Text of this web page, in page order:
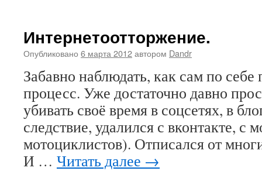
Интернетоотторжение.
Опубликовано 6 марта 2012автором Dandr
Забавно наблюдать, как сам по себе
процесс. Уже достаточно давно
убивать своё время в соцсетях, в
следствие, удалился с вконтакте, с
мотоциклистов). Отписался от
И … Читать далее →